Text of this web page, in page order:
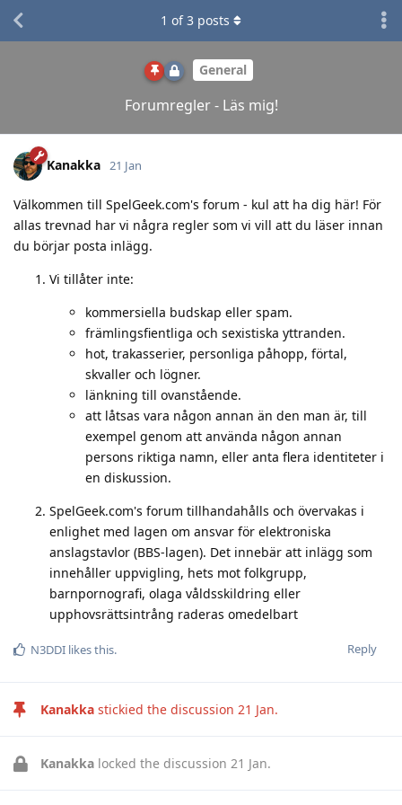
General
Forumregler - Läs mig!
1 of3 posts
Kanakka 21 Jan
Välkommen till SpelGeek.com's forum - kul att ha dig här! För
allas trevnad har vi några regler som vi vill att du läser innan
du börjar posta inlägg.
Vi tillåter inte:
kommersiella budskap eller spam.
främlingsfientliga och sexistiska yttranden.
hot, trakasserier, personliga påhopp, förtal,
skvaller och lögner.
länkning till ovanstående.
att låtsas vara någon annan än den man är, till
exempel genom att använda någon annan
persons riktiga namn, eller anta flera identiteter i
en diskussion.
SpelGeek.com's forum tillhandahålls och övervakas i
enlighet med lagen om ansvar för elektroniska
anslagstavlor (BBS-lagen). Det innebär att inlägg som
innehåller uppvigling, hets mot folkgrupp,
barnpornografi, olaga våldsskildring eller
upphovsrättsintrång raderas omedelbart
Reply
N3DDI likes this.
Kanakka stickied the discussion 21 Jan.
Kanakka locked the discussion 21 Jan.